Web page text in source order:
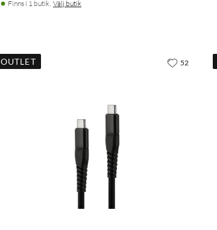
Finns i 1 butik. Välj butik
OUTLET 52